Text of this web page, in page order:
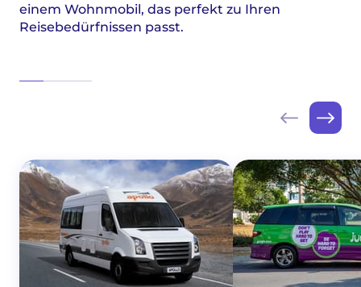
einem Wohnmobil, das perfekt zu Ihren
Reisebedürfnissen passt.